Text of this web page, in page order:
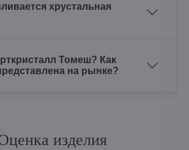
хрустальная
Томеш? Как
на рынке?
изделия